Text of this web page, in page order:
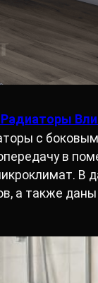
с
в
В
а также